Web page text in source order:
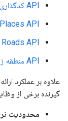
API کدگذاری جغرافیایی
Places API
Roads API
API منطقه زمانی
گیرنده برخی از
محدودیت